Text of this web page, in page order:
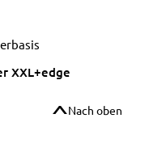
XXL+edge
Nach oben